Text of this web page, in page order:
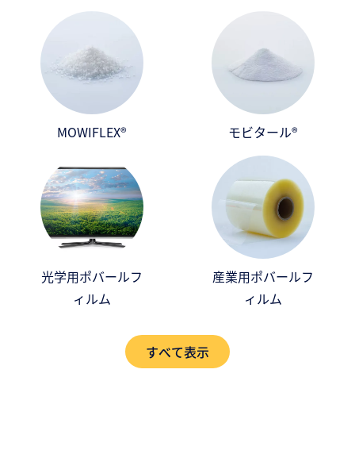
MOWIFLEX® モビタール®
光学用ポバールフ
ィルム
産業用ポバールフ
ィルム
すべて表示